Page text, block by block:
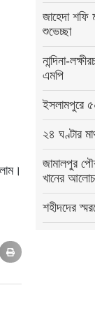
জাহেদা
শুভেচ্ছা
নান্দিনা-
এমপি
ইসলামপুরে
২৪ ঘণ্টার
জামালপুর
খানের
শহীদদের